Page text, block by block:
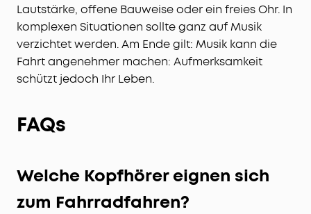
Lautstärke, offene Bauweise oder ein freies Ohr. In
komplexen Situationen sollte ganz auf Musik
verzichtet werden. Am Ende gilt: Musik kann die
Fahrt angenehmer machen: Aufmerksamkeit
schützt jedoch Ihr Leben.
FAQs
Welche Kopfhörer eignen sich
zum Fahrradfahren?